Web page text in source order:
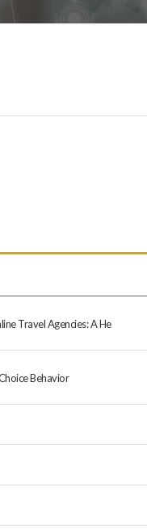
Travel Agencies: A He
Behavior